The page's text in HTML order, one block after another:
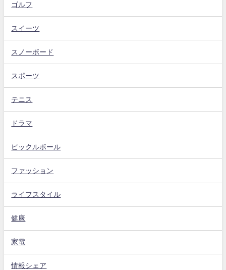
ゴルフ
スイーツ
スノーボード
スポーツ
テニス
ドラマ
ピックルボール
ファッション
ライフスタイル
健康
家電
情報シェア